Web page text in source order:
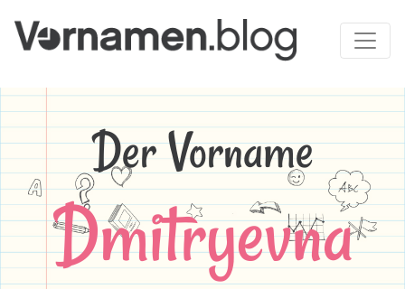
Der Vorname
Dmitryevna